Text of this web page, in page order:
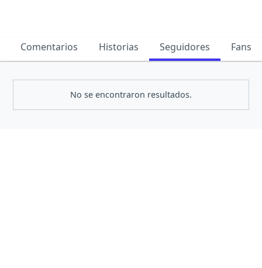
Comentarios Historias Seguidores Fans
No se encontraron resultados.